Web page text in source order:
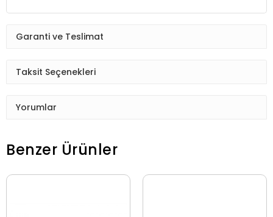
Garanti ve Teslimat
Taksit Seçenekleri
Yorumlar
Benzer Ürünler